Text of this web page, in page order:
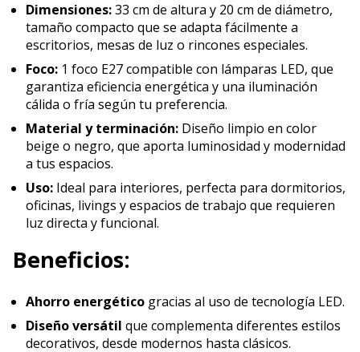
Dimensiones:33 cm de altura y 20 cm de diámetro,
tamaño compacto que se adapta fácilmente a
escritorios, mesas de luz o rincones especiales.
Foco: 1 foco E27 compatible con lámparas LED, que
garantiza eficiencia energética y una iluminación
cálida o fría según tu preferencia.
Material y terminación: Diseño limpio en color
beige o negro, que aporta luminosidad y modernidad
a tus espacios.
Uso: Ideal para interiores, perfecta para dormitorios,
oficinas, livings y espacios de trabajo que requieren
luz directa y funcional.
Beneficios:
Ahorro energético gracias al uso de tecnología LED.
Diseño versátil que complementa diferentes estilos
decorativos, desde modernos hasta clásicos.